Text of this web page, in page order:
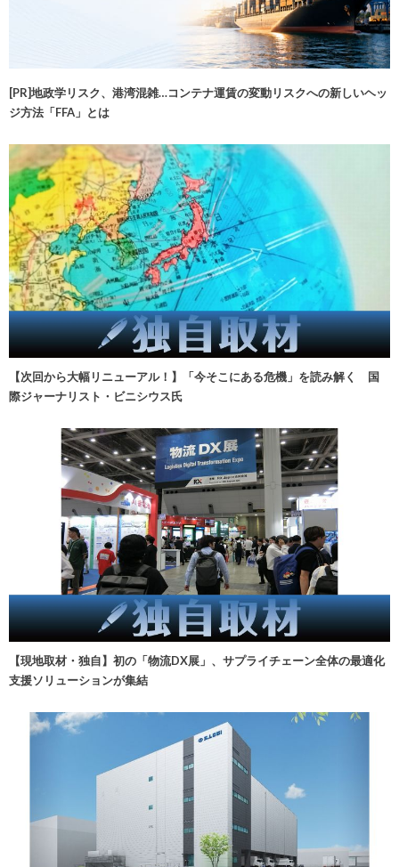
[PR]地政学リスク、港湾混雑…コンテナ運賃の変動リスクへの新しいヘッ
ジ方法「FFA」とは
【次回から大幅リニューアル！】「今そこにある危機」を読み解く 国
際ジャーナリスト・ビニシウス氏
【現地取材・独自】初の「物流DX展」、サプライチェーン全体の最適化
支援ソリューションが集結